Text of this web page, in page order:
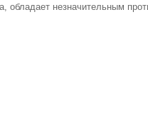
обладает незначительным